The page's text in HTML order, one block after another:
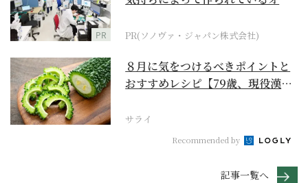
PR PR(ソノヴァ・ジャパン株式会社)
８月に気をつけるべきポイントと
おすすめレシピ【79歳、現役漢方
サライ
Recommended by
記事一覧へ